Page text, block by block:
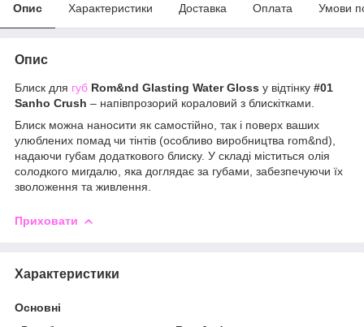
Опис Характеристики Доставка Оплата Умови
Опис
Блиск для губ Rom&nd Glasting Water Gloss у відтінку #01
Sanho Crush – напівпрозорий кораловий з блискітками.
Блиск можна наносити як самостійно, так і поверх ваших
улюблених помад чи тінтів (особливо виробництва rom&nd),
надаючи губам додаткового блиску. У складі міститься олія
солодкого мигдалю, яка доглядає за губами, забезпечуючи їх
зволоження та живлення.
Приховати
Характеристики
Основні